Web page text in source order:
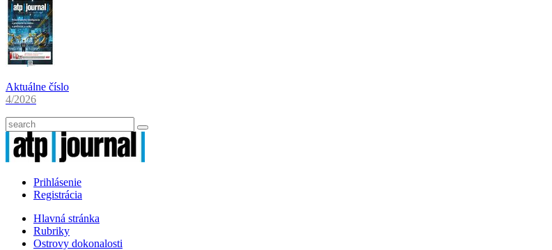
Aktuálne číslo
4/2026
Prihlásenie
Registrácia
Hlavná stránka
Rubriky
Ostrovy dokonalosti